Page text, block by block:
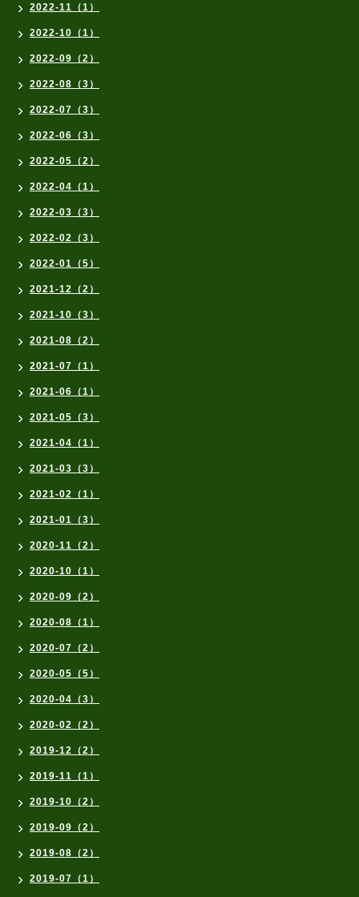
2022-11（1）
2022-10（1）
2022-09（2）
2022-08（3）
2022-07（3）
2022-06（3）
2022-05（2）
2022-04（1）
2022-03（3）
2022-02（3）
2022-01（5）
2021-12（2）
2021-10（3）
2021-08（2）
2021-07（1）
2021-06（1）
2021-05（3）
2021-04（1）
2021-03（3）
2021-02（1）
2021-01（3）
2020-11（2）
2020-10（1）
2020-09（2）
2020-08（1）
2020-07（2）
2020-05（5）
2020-04（3）
2020-02（2）
2019-12（2）
2019-11（1）
2019-10（2）
2019-09（2）
2019-08（2）
2019-07（1）